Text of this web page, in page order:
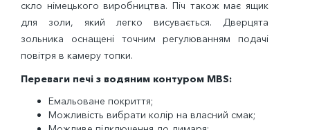
скло німецького виробництва. Піч також має ящик
для золи, який легко висувається. Дверцята
зольника оснащені точним регулюванням подачі
повітря в камеру топки.
Переваги печі з водяним контуром MBS:
Емальоване покриття;
Можливість вибрати колір на власний смак;